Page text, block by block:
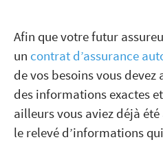
Afin que votre futur
un contrat d’assurance
de vos besoins vous
des informations exactes
ailleurs vous aviez déjà
le relevé d’informations